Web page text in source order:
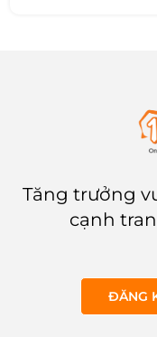
Tăng trưởng
cạnh
ĐĂNG